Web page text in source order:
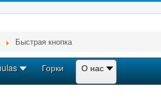
Быстрая кнопка
Горки О нас